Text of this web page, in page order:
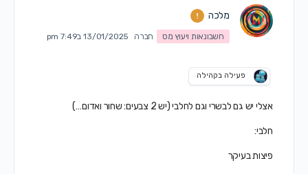
מלכה
חשבונאות ויעוץ מס חברה 13/01/2025 ב7:49 pm
פעילה בקהילה
אצלי יש גם לבשרי וגם לחלבי (יש 2 צבעים: שחור ואדום…)
חלבי:
פיצות בעיקר